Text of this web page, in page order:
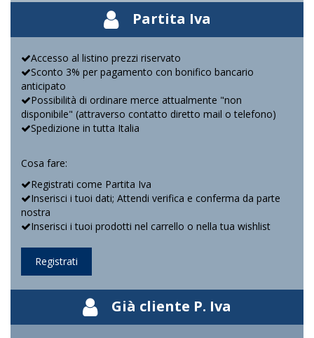
Partita Iva
Accesso al listino prezzi riservato
Sconto 3% per pagamento con bonifico bancario
anticipato
Possibilità di ordinare merce attualmente "non
disponibile" (attraverso contatto diretto mail o telefono)
Spedizione in tutta Italia
Cosa fare:
Registrati come Partita Iva
Inserisci i tuoi dati; Attendi verifica e conferma da parte
nostra
Inserisci i tuoi prodotti nel carrello o nella tua wishlist
Registrati
Già cliente P. Iva